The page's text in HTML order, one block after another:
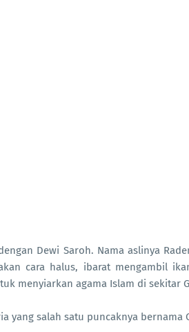
Dewi Saroh. Nama aslinya
cara halus, ibarat mengambil
menyiarkan agama Islam di sekitar
yang salah satu puncaknya bernama